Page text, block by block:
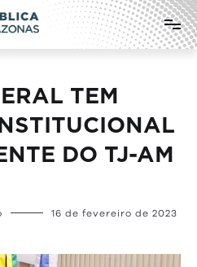
do Estado do
TEM
DO TJ-AM
16 de fevereiro de 2023